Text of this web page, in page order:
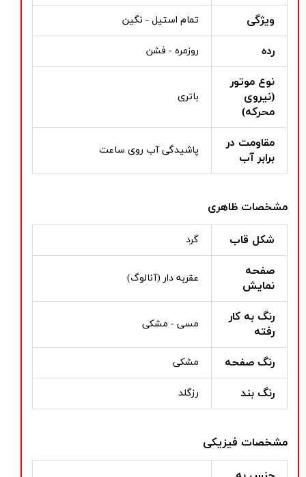
ویژگی تمام استیل - نگین
رده روزمره - فشن
نوع موتور
(نیروی
محرکه)
باتری
مقاومت در
برابر آب
پاشیدگی آب روی ساعت
مشخصات ظاهری
شکل قاب گرد
صفحه
نمایش
عقربه دار (آنالوگ)
رنگ به کار
رفته
مسی - مشکی
رنگ صفحه مشکی
رنگ بند رزگلد
مشخصات فیزیکی